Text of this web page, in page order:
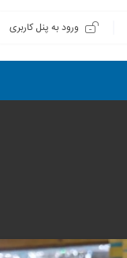
ورود به پنل کاربری